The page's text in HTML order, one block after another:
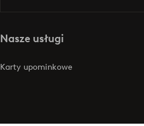
Nasze usługi
Karty upominkowe